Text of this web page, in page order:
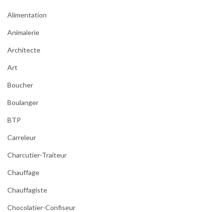
Alimentation
Animalerie
Architecte
Art
Boucher
Boulanger
BTP
Carreleur
Charcutier-Traiteur
Chauffage
Chauffagiste
Chocolatier-Confiseur